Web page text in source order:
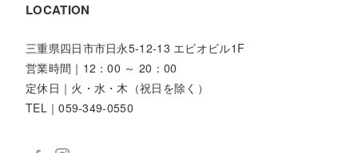
LOCATION
三重県四日市市日永5-12-13 エビオビル1F
営業時間｜12：00 ～ 20：00
定休日｜火・水・木（祝日を除く）
TEL｜059-349-0550